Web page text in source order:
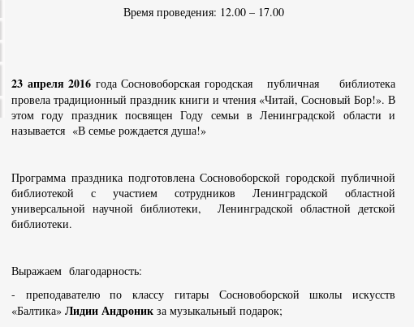
Время проведения: 12.00 – 17.00
23 апреля 2016 года Сосновоборская городская публичная библиотека
провела традиционный праздник книги и чтения «Читай, Сосновый Бор!». В
этом году праздник посвящен Году семьи в Ленинградской области и
называется «В семье рождается душа!»
Программа праздника подготовлена Сосновоборской городской публичной
библиотекой с участием сотрудников Ленинградской областной
универсальной научной библиотеки, Ленинградской областной детской
библиотеки.
Выражаем благодарность:
- преподавателю по классу гитары Сосновоборской школы искусств
«Балтика» Лидии Андроник за музыкальный подарок;